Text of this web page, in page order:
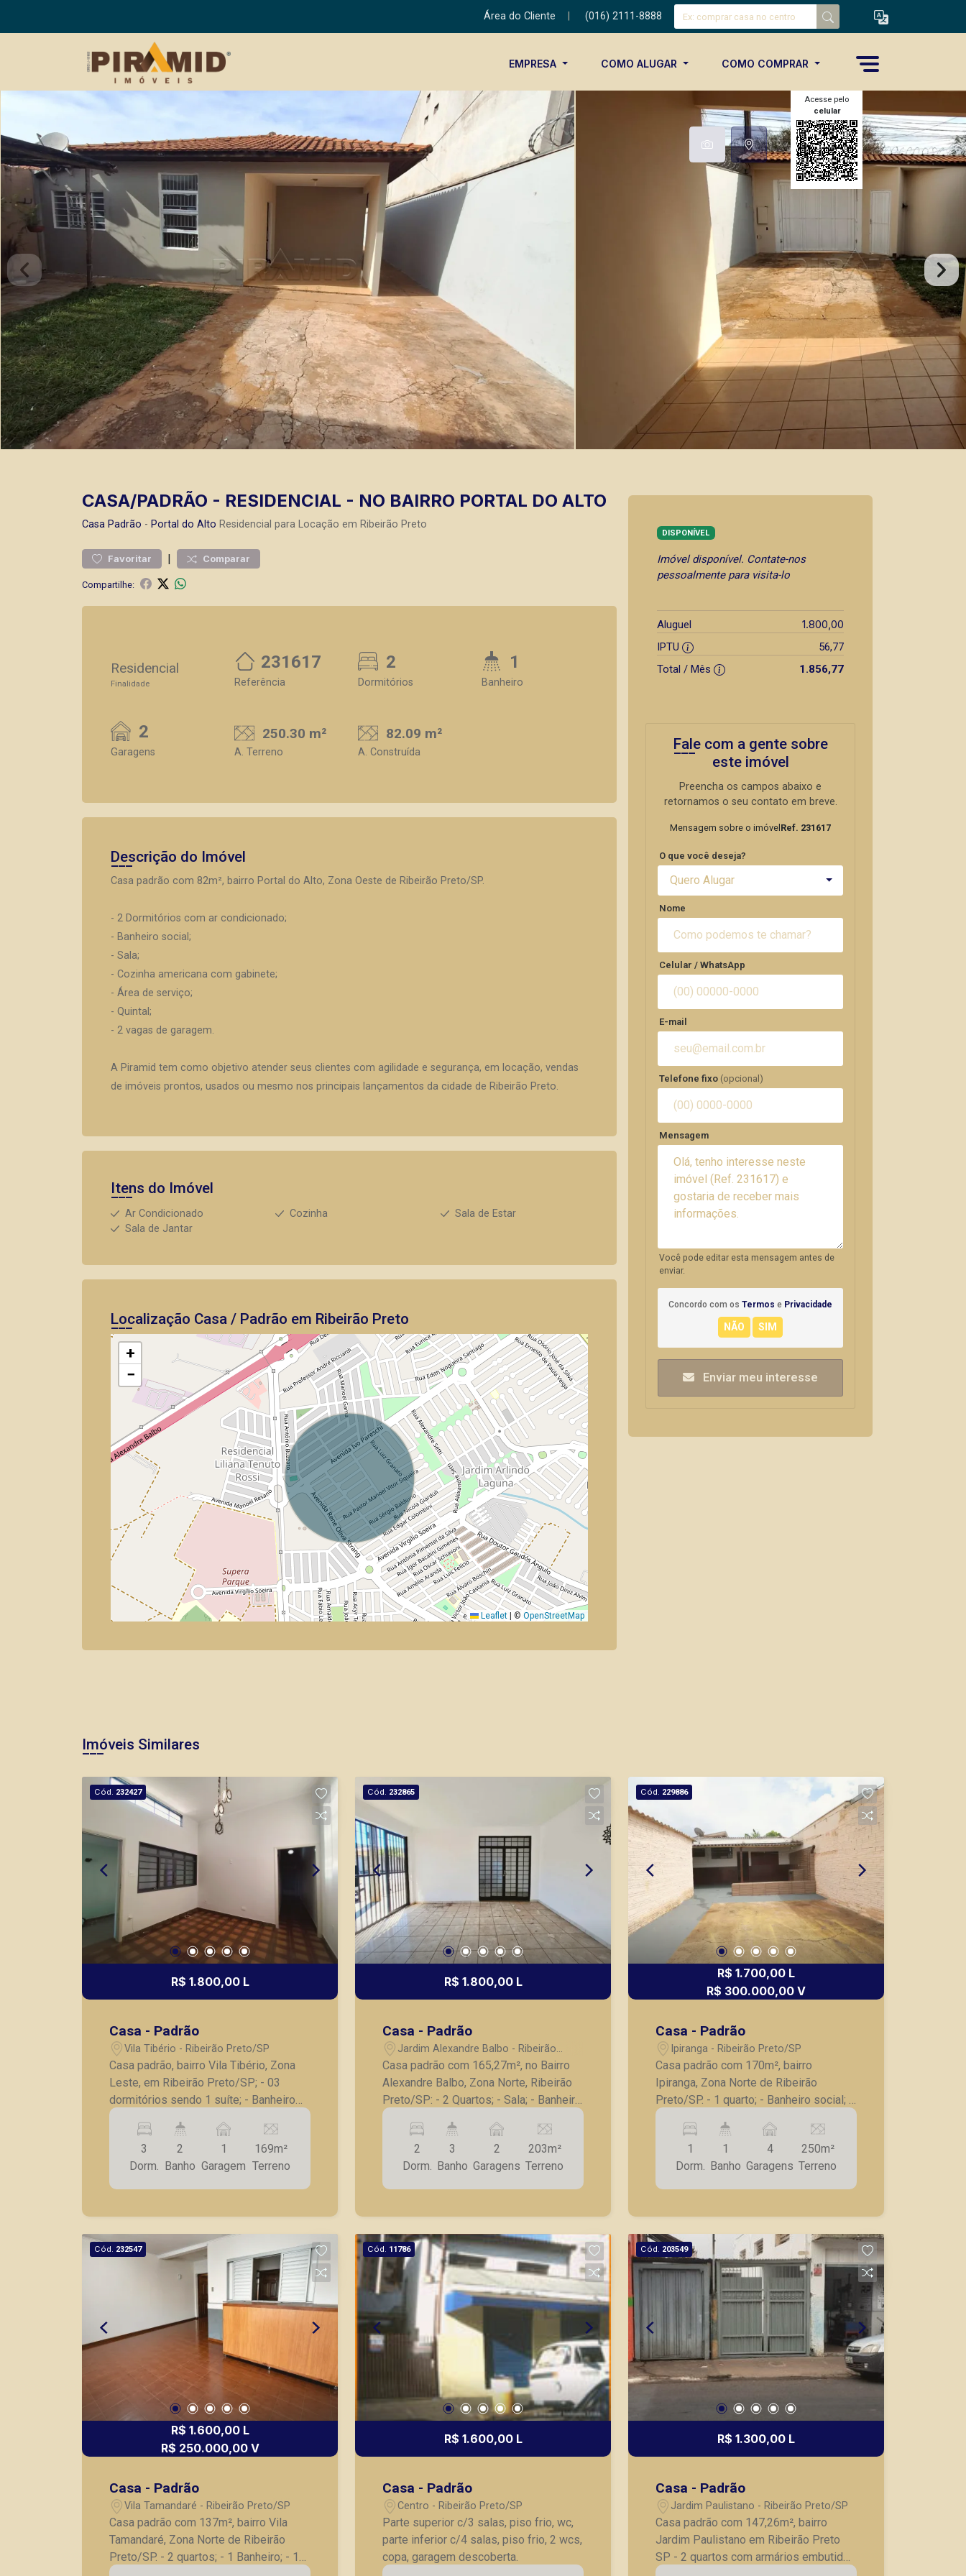
Área do Cliente (016) 2111-8888
EMPRESA COMO ALUGAR COMO COMPRAR
Acesse pelo
celular
CASA/PADRÃO - RESIDENCIAL - NO BAIRRO PORTAL DO ALTO
Casa Padrão - Portal do Alto Residencial para Locação em Ribeirão Preto
Favoritar | Comparar
Compartilhe:
Residencial
Finalidade
231617
Referência
2
Dormitórios
1
Banheiro
2
Garagens
250.30 m²
A. Terreno
82.09 m²
A. Construída
Descrição do Imóvel
Casa padrão com 82m², bairro Portal do Alto, Zona Oeste de Ribeirão Preto/SP.
- 2 Dormitórios com ar condicionado;
- Banheiro social;
- Sala;
- Cozinha americana com gabinete;
- Área de serviço;
- Quintal;
- 2 vagas de garagem.
A Piramid tem como objetivo atender seus clientes com agilidade e segurança, em locação, vendas
de imóveis prontos, usados ou mesmo nos principais lançamentos da cidade de Ribeirão Preto.
Itens do Imóvel
Ar Condicionado Cozinha
Sala de Estar
Sala de Jantar
Localização Casa / Padrão em Ribeirão Preto
+
−
Leaflet © OpenStreetMap
DISPONÍVEL
Imóvel disponível. Contate-nos
pessoalmente para visita-lo
Aluguel 1.800,00
IPTU
56,77
Total / Mês
1.856,77
Fale com a gente sobre
este imóvel
Preencha os campos abaixo e
retornamos o seu contato em breve.
Mensagem sobre o imóvel Ref. 231617
O que você deseja?
Quero Alugar
Nome
Celular / WhatsApp
E-mail
Telefone fixo (opcional)
Mensagem
Você pode editar esta mensagem antes de
enviar.
Concordo com os Termos e Privacidade
Enviar meu interesse
Imóveis Similares
Cód. 232427
R$ 1.800,00 L
Casa - Padrão
Vila Tibério - Ribeirão Preto/SP
Casa padrão, bairro Vila Tibério, Zona
Leste, em Ribeirão Preto/SP; - 03
dormitórios sendo 1 suíte; - Banheiro
social; - Sala Ampla; - Cozinha com
armários; - Lavanderia separada Grande;
- Quintal lateral; - 01 vaga de garagem
pequena; - Cerca elétrica recém
colocada e Recém pintada; A Piramid
clientes com agilidade e segurança, em
locação, vendas de imóveis prontos,
usados ou mesmo nos principais
lançamentos da cidade de Ribeirão
3
Dorm.
2
Banho
1
Garagem
169m²
Terreno
Cód. 232865
R$ 1.800,00 L
Casa - Padrão
Jardim Alexandre Balbo - Ribeirão
Preto/SP
Casa padrão com 165,27m², no Bairro
Alexandre Balbo, Zona Norte, Ribeirão
Preto/SP: - 2 Quartos; - Sala; - Banheiro
social; - Cozinha com gabinete; -
Lavanderia; - Corredor lateral; - 2 Vagas
de garagem. A Piramid tem como
objetivo atender seus clientes com
agilidade e segurança, em locação,
mesmo nos principais lançamentos da
cidade de Ribeirão Preto.
2
Dorm.
3
Banho
2
Garagens
203m²
Terreno
Cód. 229886
R$ 1.700,00 L
R$ 300.000,00 V
Casa - Padrão
Ipiranga - Ribeirão Preto/SP
Casa padrão com 170m², bairro
Ipiranga, Zona Norte de Ribeirão
Preto/SP. - 1 quarto; - Banheiro social; -
Cozinha; - Área de serviço; - Varanda; -
Quintal amplo; - 4 vagas de garagem. A
Piramid tem como objetivo atender
seus clientes com agilidade e
segurança, em locação, vendas de
nos principais lançamentos da cidade
de Ribeirão Preto.
1
Dorm.
1
Banho
4
Garagens
250m²
Terreno
Cód. 232547
R$ 1.600,00 L
R$ 250.000,00 V
Casa - Padrão
Vila Tamandaré - Ribeirão Preto/SP
Casa padrão com 137m², bairro Vila
Tamandaré, Zona Norte de Ribeirão
Preto/SP. - 2 quartos; - 1 Banheiro; - 1
Cód. 11786
R$ 1.600,00 L
Casa - Padrão
Centro - Ribeirão Preto/SP
Parte superior c/3 salas, piso frio, wc,
parte inferior c/4 salas, piso frio, 2 wcs,
copa, garagem descoberta.
Cód. 203549
R$ 1.300,00 L
Casa - Padrão
Jardim Paulistano - Ribeirão Preto/SP
Casa padrão com 147,26m², bairro
Jardim Paulistano em Ribeirão Preto
SP - 2 quartos com armários embutidos